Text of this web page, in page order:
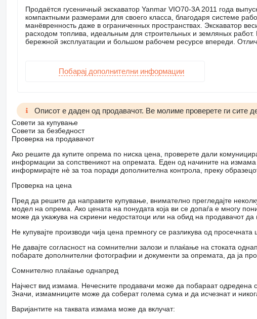
Продаётся гусеничный экскаватор Yanmar VIO70-3A 2011 года
компактными размерами для своего класса, благодаря системе
манёвренность даже в ограниченных пространствах. Экскаватор
расходом топлива, идеальным для строительных и земляных
бережной эксплуатации и большом рабочем ресурсе впереди.
Побарај дополнителни информации
Описот е даден од продавачот. Ве молиме проверете ги сите
Совети за купување
Совети за безбедност
Проверка на продавачот
Ако решите да купите опрема по ниска цена, проверете дали
информации за сопственикот на опремата. Еден од начините на измама
информирајте нѐ за тоа поради дополнителна контрола, преку
Проверка на цена
Пред да решите да направите купување, внимателно прегледајте
модел на опрема. Ако цената на понудата која ви се допаѓа е многу
може да укажува на скриени недостатоци или на обид на продавачот да
Не купувајте производи чија цена премногу се разликува од просечната
Не давајте согласност на сомнителни залози и плаќање на стоката
побарате дополнителни фотографии и документи за опремата, да ја
Сомнително плаќање однапред
Најчест вид измама. Нечесните продавачи може да побараат одредена
Значи, измамниците може да соберат голема сума и да исчезнат и
Варијантите на таквата измама може да вклучат: